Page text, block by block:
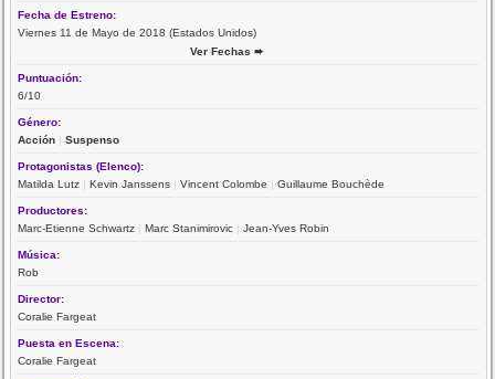
Fecha de Estreno:
Viernes 11 de Mayo de 2018 (Estados Unidos)
Ver Fechas ➨
Puntuación:
6/10
Género:
Acción |Suspenso
Protagonistas (Elenco):
Matilda Lutz |Kevin Janssens |Vincent Colombe |Guillaume Bouchède
Productores:
Marc-Etienne Schwartz |Marc Stanimirovic |Jean-Yves Robin
Música:
Rob
Director:
Coralie Fargeat
Puesta en Escena:
Coralie Fargeat